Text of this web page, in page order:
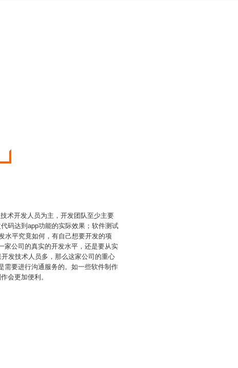
术开发人员为主，开发团队至少主要
码达到app功能的实际效果；软件测试
水平究竟如何，有自己想要开发的项
家公司的真实的开发水平，还是要从实
发技术人员多，那么这家公司的重心
需要进行沟通服务的。如一些软件制作
会更加便利。